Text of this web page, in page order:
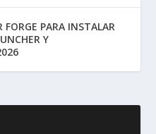
FORGE PARA INSTALAR
Y